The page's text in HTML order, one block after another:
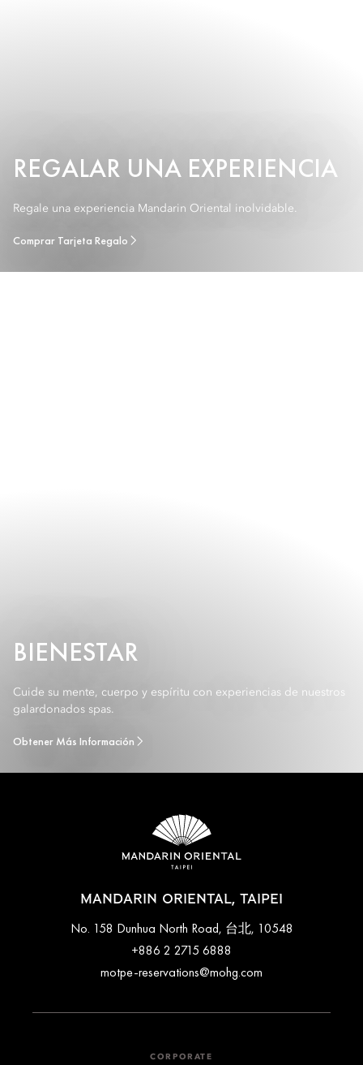
REGALAR UNA EXPERIENCIA
Regale una experiencia Mandarin Oriental inolvidable.
Comprar Tarjeta Regalo
BIENESTAR
Cuide su mente, cuerpo y espíritu con experiencias de nuestros
galardonados spas.
Obtener Más Información
MANDARIN ORIENTAL, TAIPEI
No. 158 Dunhua North Road, 台北, 10548
+886 2 2715 6888
motpe-reservations@mohg.com
CORPORATE